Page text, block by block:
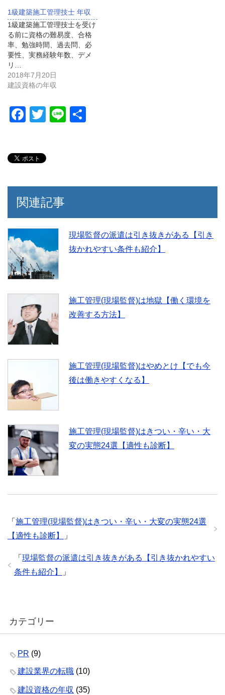
1級建築施工管理技士 年収
1級建築施工管理技士を受け
る前に資格の難易度、合格
率、勉強時間、過去問、必
要性、実務経験年数、デメ
リ…
2018年7月20日
建設資格の年収
F
e
o
o
k
T
er
Li
関連記事
現場監督の派遣は引き抜きがある【引き
抜かれやすい条件も紹介】
施工管理(現場監督)は地獄【働く環境を
改善する方法】
施工管理(現場監督)はやめとけ【でも今
後は働きやすくなる】
施工管理(現場監督)はきつい・辛い・大
変の実態24選【適性も診断】
「 施工管理(現場監督)はきつい・辛い・大変の実態24選
【適性も診断】
」
「 現場監督の派遣は引き抜きがある【引き抜かれやすい
条件も紹介】
」
カテゴリー
PR (9)
建設業界の転職 (10)
建設資格の年収 (35)